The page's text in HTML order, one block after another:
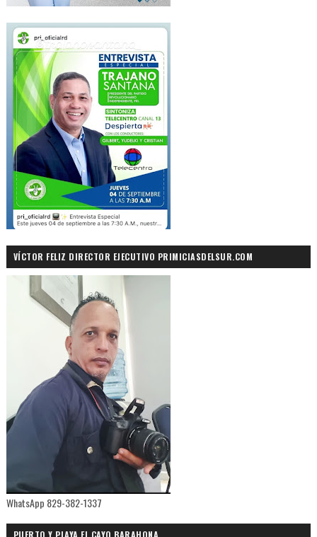
VÍCTOR FELIZ DIRECTOR EJECUTIVO PRIMICIASDELSUR.COM
WhatsApp 829-382-1337